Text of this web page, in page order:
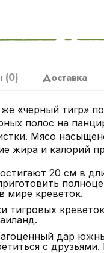
(0) Доставка
«черный тигр»
полос на
Мясо
жира и калорий
20 см в
мире креветок.
тигровых
дар
с друзьями.